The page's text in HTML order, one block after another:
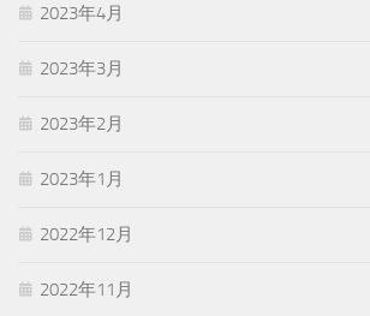
2023年4月
2023年3月
2023年2月
2023年1月
2022年12月
2022年11月